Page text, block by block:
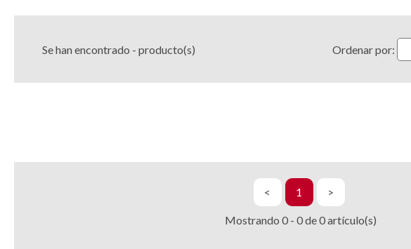
Se han encontrado - producto(s) Ordenar por:
< 1 >
Mostrando0 -0de0artículo(s)